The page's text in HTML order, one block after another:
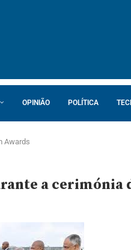
OPINIÃO POLÍTICA
Awards
a cerimónia